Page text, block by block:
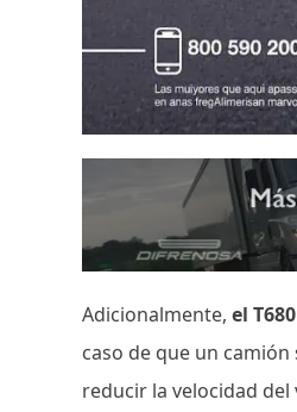
Adicionalmente,el
caso de que un
reducir la velocidad del